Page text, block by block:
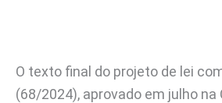
O texto final do projeto de lei
(68/2024), aprovado em julho na